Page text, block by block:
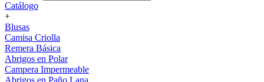
Catálogo
+
Blusas
Camisa Criolla
Remera Básica
Abrigos en Polar
Campera Impermeable
Abrigos en Paño Lana